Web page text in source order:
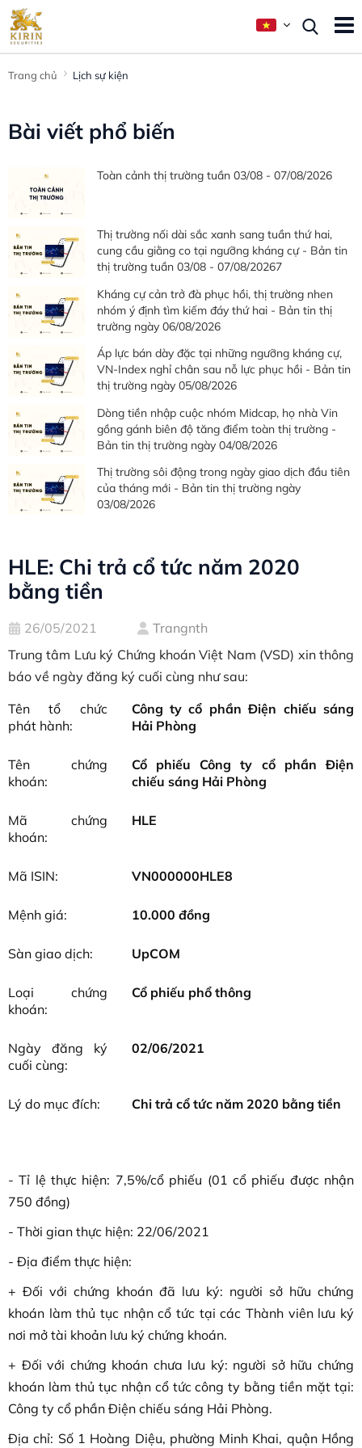
Trang chủ Lịch sự kiện
HLE: Chi trả cổ tức năm 2020
bằng tiền
26/05/2021
Trangnth
Trung tâm Lưu ký Chứng khoán Việt Nam (VSD) xin thông
báo về ngày đăng ký cuối cùng như sau:
Tên tổ chức
phát hành:
Công ty cổ phần Điện chiếu sáng
Hải Phòng
Tên chứng
khoán:
Cổ phiếu Công ty cổ phần Điện
chiếu sáng Hải Phòng
Mã chứng
khoán:
HLE
Mã ISIN: VN000000HLE8
Mệnh giá: 10.000 đồng
Sàn giao dịch: UpCOM
Loại chứng
khoán:
Cổ phiếu phổ thông
Ngày đăng ký
cuối cùng:
02/06/2021
Lý do mục đích: Chi trả cổ tức năm 2020 bằng tiền
- Tỉ lệ thực hiện: 7,5%/cổ phiếu (01 cổ phiếu được nhận
750 đồng)
- Thời gian thực hiện: 22/06/2021
- Địa điểm thực hiện:
+ Đối với chứng khoán đã lưu ký: người sở hữu chứng
khoán làm thủ tục nhận cổ tức tại các Thành viên lưu ký
nơi mở tài khoản lưu ký chứng khoán.
+ Đối với chứng khoán chưa lưu ký: người sở hữu chứng
khoán làm thủ tục nhận cổ tức công ty bằng tiền mặt tại:
Công ty cổ phần Điện chiếu sáng Hải Phòng.
Địa chỉ: Số 1 Hoàng Diệu, phường Minh Khai, quận Hồng
Bài viết phổ biến
Toàn cảnh thị trường tuần 03/08 - 07/08/2026
Thị trường nối dài sắc xanh sang tuần thứ hai,
cung cầu giằng co tại ngưỡng kháng cự - Bản tin
thị trường tuần 03/08 - 07/08/20267
Kháng cự cản trở đà phục hồi, thị trường nhen
nhóm ý định tìm kiếm đáy thứ hai - Bản tin thị
trường ngày 06/08/2026
Áp lực bán dày đặc tại những ngưỡng kháng cự,
VN-Index nghỉ chân sau nỗ lực phục hồi - Bản tin
thị trường ngày 05/08/2026
Dòng tiền nhập cuộc nhóm Midcap, họ nhà Vin
gồng gánh biên độ tăng điểm toàn thị trường -
Bản tin thị trường ngày 04/08/2026
Thị trường sôi động trong ngày giao dịch đầu tiên
của tháng mới - Bản tin thị trường ngày
03/08/2026